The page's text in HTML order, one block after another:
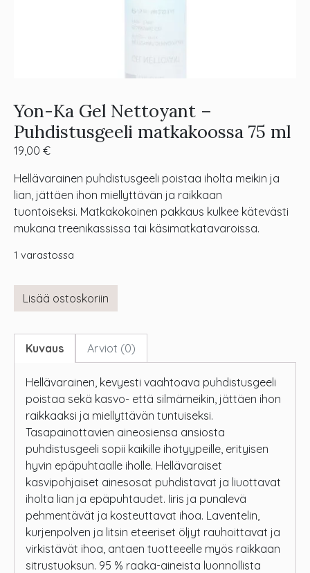
Yon-Ka Gel Nettoyant –
Puhdistusgeeli matkakoossa 75 ml
19,00 €
Hellävarainen puhdistusgeeli poistaa iholta meikin ja
lian, jättäen ihon miellyttävän ja raikkaan
tuontoiseksi. Matkakokoinen pakkaus kulkee kätevästi
mukana treenikassissa tai käsimatkatavaroissa.
1 varastossa
Lisää ostoskoriin
Kuvaus Arviot (0)
Hellävarainen, kevyesti vaahtoava puhdistusgeeli
poistaa sekä kasvo- että silmämeikin, jättäen ihon
raikkaaksi ja miellyttävän tuntuiseksi.
Tasapainottavien aineosiensa ansiosta
puhdistusgeeli sopii kaikille ihotyypeille, erityisen
hyvin epäpuhtaalle iholle. Hellävaraiset
kasvipohjaiset ainesosat puhdistavat ja liuottavat
iholta lian ja epäpuhtaudet. Iiris ja punalevä
pehmentävät ja kosteuttavat ihoa. Laventelin,
kurjenpolven ja litsin eteeriset öljyt rauhoittavat ja
virkistävät ihoa, antaen tuotteeelle myös raikkaan
sitrustuoksun. 95 % raaka-aineista luonnollista